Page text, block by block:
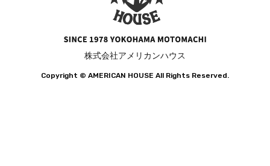
株式会社アメリカンハウス
Copyright ©️ AMERICAN HOUSE All Rights Reserved.